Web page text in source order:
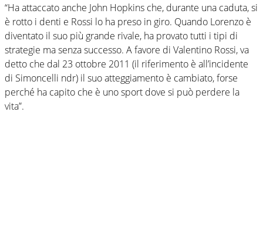
“Ha attaccato anche John Hopkins che, durante una caduta, si
è rotto i denti e Rossi lo ha preso in giro. Quando Lorenzo è
diventato il suo più grande rivale, ha provato tutti i tipi di
strategie ma senza successo. A favore di Valentino Rossi, va
detto che dal 23 ottobre 2011 (il riferimento è all’incidente
di Simoncelli ndr) il suo atteggiamento è cambiato, forse
perché ha capito che è uno sport dove si può perdere la
vita”.